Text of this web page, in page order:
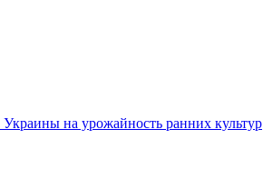
на урожайность ранних культур